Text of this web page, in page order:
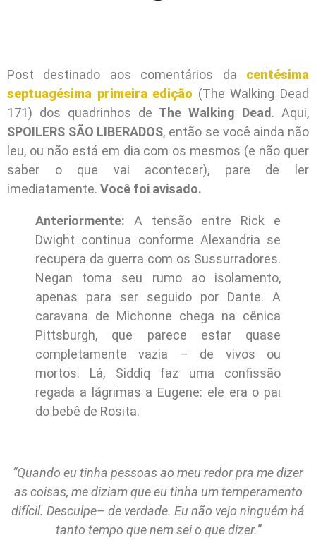
Post destinado aos comentários da centésima
septuagésima primeira edição (The Walking Dead
171) dos quadrinhos de The Walking Dead. Aqui,
SPOILERS SÃO LIBERADOS, então se você ainda não
leu, ou não está em dia com os mesmos (e não quer
saber o que vai acontecer), pare de ler
imediatamente. Você foi avisado.
Anteriormente: A tensão entre Rick e
Dwight continua conforme Alexandria se
recupera da guerra com os Sussurradores.
Negan toma seu rumo ao isolamento,
apenas para ser seguido por Dante. A
caravana de Michonne chega na cênica
Pittsburgh, que parece estar quase
completamente vazia – de vivos ou
mortos. Lá, Siddiq faz uma confissão
regada a lágrimas a Eugene: ele era o pai
do bebê de Rosita.
“Quando eu tinha pessoas ao meu redor pra me dizer
as coisas, me diziam que eu tinha um temperamento
difícil. Desculpe– de verdade. Eu não vejo ninguém há
tanto tempo que nem sei o que dizer.”